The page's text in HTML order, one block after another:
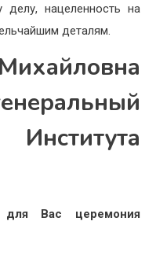
нацеленность на
деталям.
Вас церемония